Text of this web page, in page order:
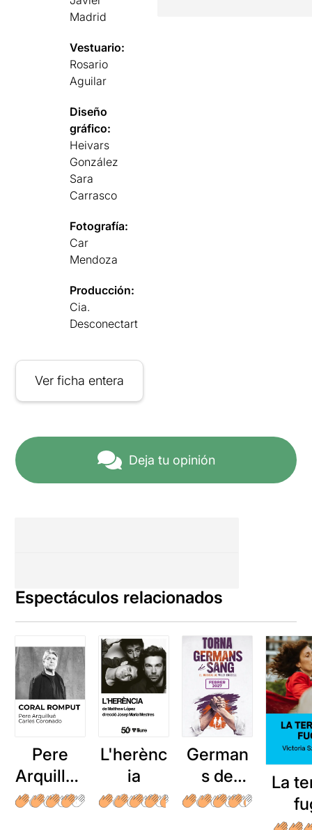
Madrid
Vestuario:
Rosario
Aguilar
Diseño
gráfico:
Heivars
González
Sara
Carrasco
Fotografía:
Car
Mendoza
Producción:
Cia.
Desconectart
Ver ficha entera
Deja tu opinión
Espectáculos relacionados
Pere
Arquillué
: Coral
L'herènc
ia
German
s de
sang
La